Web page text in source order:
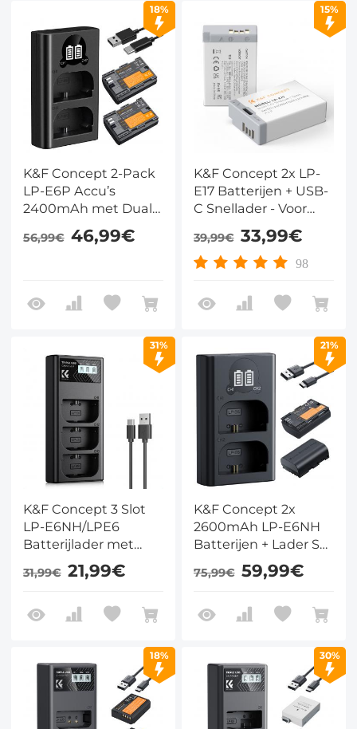
18%
K&F Concept 2-Pack
LP-E6P Accu’s
2400mAh met Dual-
Slot USB Oplader,
Compatibel met
56,99€ 46,99€
15%
K&F Concept 2x LP-
E17 Batterijen + USB-
C Snellader - Voor
Canon EOS
R10/R8/R50, Rebel
T7i/T8i, SL3, M6 Mark
39,99€ 33,99€
98
31%
K&F Concept 3 Slot
LP-E6NH/LPE6
Batterijlader met
LCD – Compatibel
met Canon
II
31,99€ 21,99€
21%
K&F Concept 2x
2600mAh LP-E6NH
Batterijen + Lader Set
– Compatibel met
Canon EOS R7, R6,
II, 7D II, 90D, 80D, 70D
75,99€ 59,99€
18% 30%